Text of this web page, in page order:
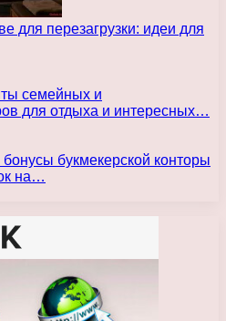
для перезагрузки: идеи для
семейных и
для отдыха и интересных…
букмекерской конторы
на…